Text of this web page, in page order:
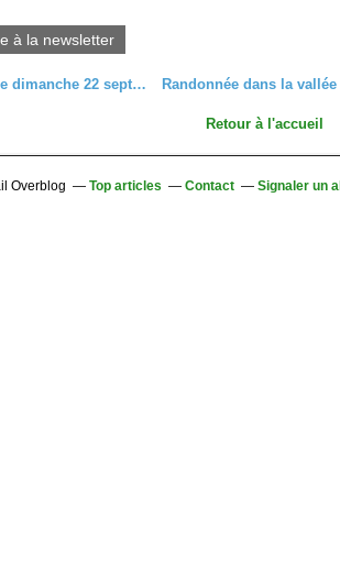
à la newsletter
C'était le dimanche 22 septembre 2019 à Lemberg
Retour à l'accueil
Overblog Top articles Contact Signaler un